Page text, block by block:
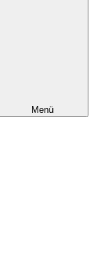
Menü